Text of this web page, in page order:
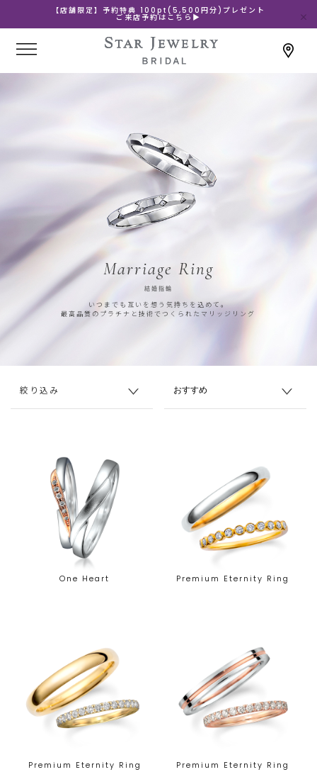
【店舗限定】予約特典 100pt(5,500円分)プレゼント
ご来店予約はこちら▶
Marriage Ring
結婚指輪
いつまでも互いを想う気持ちを込めて。
最高品質のプラチナと技術でつくられたマリッジリング
絞り込み
One Heart Premium Eternity Ring
Premium Eternity Ring Premium Eternity Ring